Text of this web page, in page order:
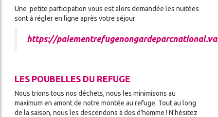
Une petite participation vous est alors demandée les nuitées
sont à régler en ligne après votre séjour
https://
LES POUBELLES DU REFUGE
Nous trions tous nos déchets, nous les minimisons au
maximum en amont de notre montée au refuge. Tout au long
de la saison, nous les descendons à dos d’homme ! N’hésitez